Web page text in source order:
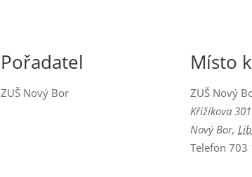
Pořadatel
ZUŠ Nový Bor
Místo
ZUŠ Nový
Křižíkova 301
Nový Bor,
Telefon 703